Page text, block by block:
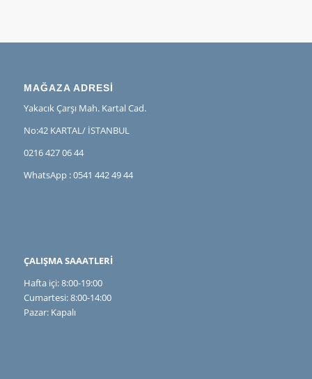
MAĞAZA ADRESİ
Yakacık Çarşı Mah. Kartal Cad.
No:42 KARTAL/ İSTANBUL
0216 427 06 44
WhatsApp : 0541 442 49 44
ÇALIŞMA SAAATLERİ
Hafta içi: 8:00-19:00
Cumartesi: 8:00-14:00
Pazar: Kapalı